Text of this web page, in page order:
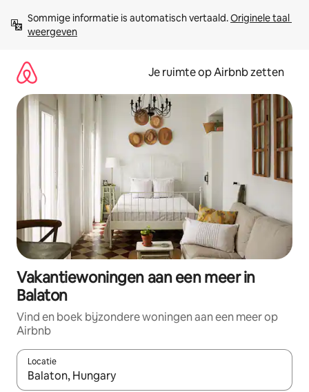
direct
naar
Sommige informatie is automatisch vertaald. Originele taal
weergeven
Je ruimte op Airbnb zetten
Vakantiewoningen aan een meer in
Balaton
Vind en boek bijzondere woningen aan een meer op
Airbnb
Locatie
Wanneer er suggesties beschikbaar zijn, maak je een keuze